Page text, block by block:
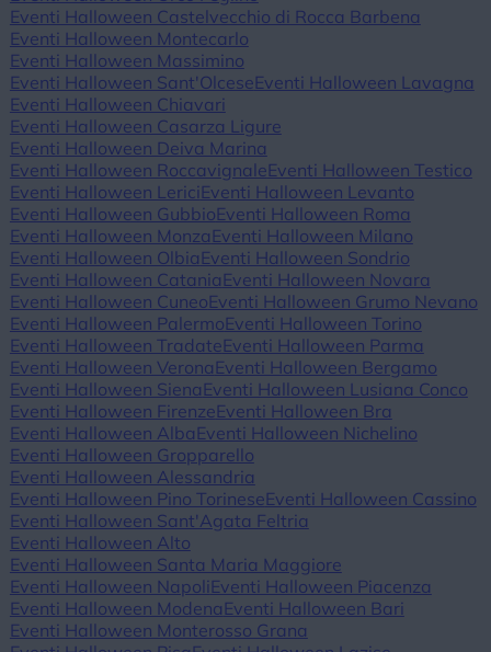
Eventi Halloween Castelvecchio di Rocca Barbena
Eventi Halloween Montecarlo
Eventi Halloween Massimino
Eventi Halloween Sant'OlceseEventi Halloween Lavagna
Eventi Halloween Chiavari
Eventi Halloween Casarza Ligure
Eventi Halloween Deiva Marina
Eventi Halloween RoccavignaleEventi Halloween Testico
Eventi Halloween LericiEventi Halloween Levanto
Eventi Halloween GubbioEventi Halloween Roma
Eventi Halloween Monza Eventi Halloween Milano
Eventi Halloween Olbia Eventi Halloween Sondrio
Eventi Halloween Catania Eventi Halloween Novara
Eventi Halloween CuneoEventi Halloween Grumo Nevano
Eventi Halloween PalermoEventi Halloween Torino
Eventi Halloween TradateEventi Halloween Parma
Eventi Halloween Verona Eventi Halloween Bergamo
Eventi Halloween Siena Eventi Halloween Lusiana Conco
Eventi Halloween FirenzeEventi Halloween Bra
Eventi Halloween Alba Eventi Halloween Nichelino
Eventi Halloween Gropparello
Eventi Halloween Alessandria
Eventi Halloween Pino TorineseEventi Halloween Cassino
Eventi Halloween Sant'Agata Feltria
Eventi Halloween Alto
Eventi Halloween Santa Maria Maggiore
Eventi Halloween NapoliEventi Halloween Piacenza
Eventi Halloween Modena Eventi Halloween Bari
Eventi Halloween Monterosso Grana